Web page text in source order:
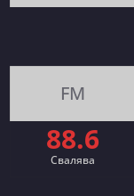
FM
88.6
Свалява